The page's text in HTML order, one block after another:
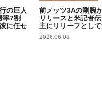
の巨人
率7割
に任せ
前メッツ3Aの剛腕
リリースと米記者
主にリリーフとし
2026.06.08